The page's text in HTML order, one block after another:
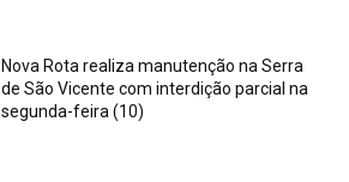
Nova Rota realiza manutenção na Serra
de São Vicente com interdição parcial na
segunda-feira (10)